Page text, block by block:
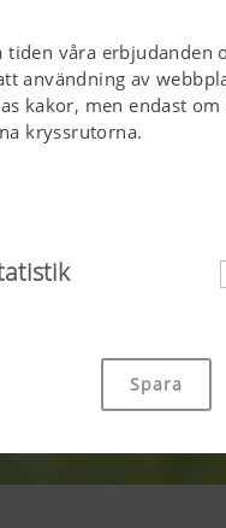
våra erbjudanden
användning av
men endast om
kryssrutorna.
navigering på
fungerar inte utan de
Spara